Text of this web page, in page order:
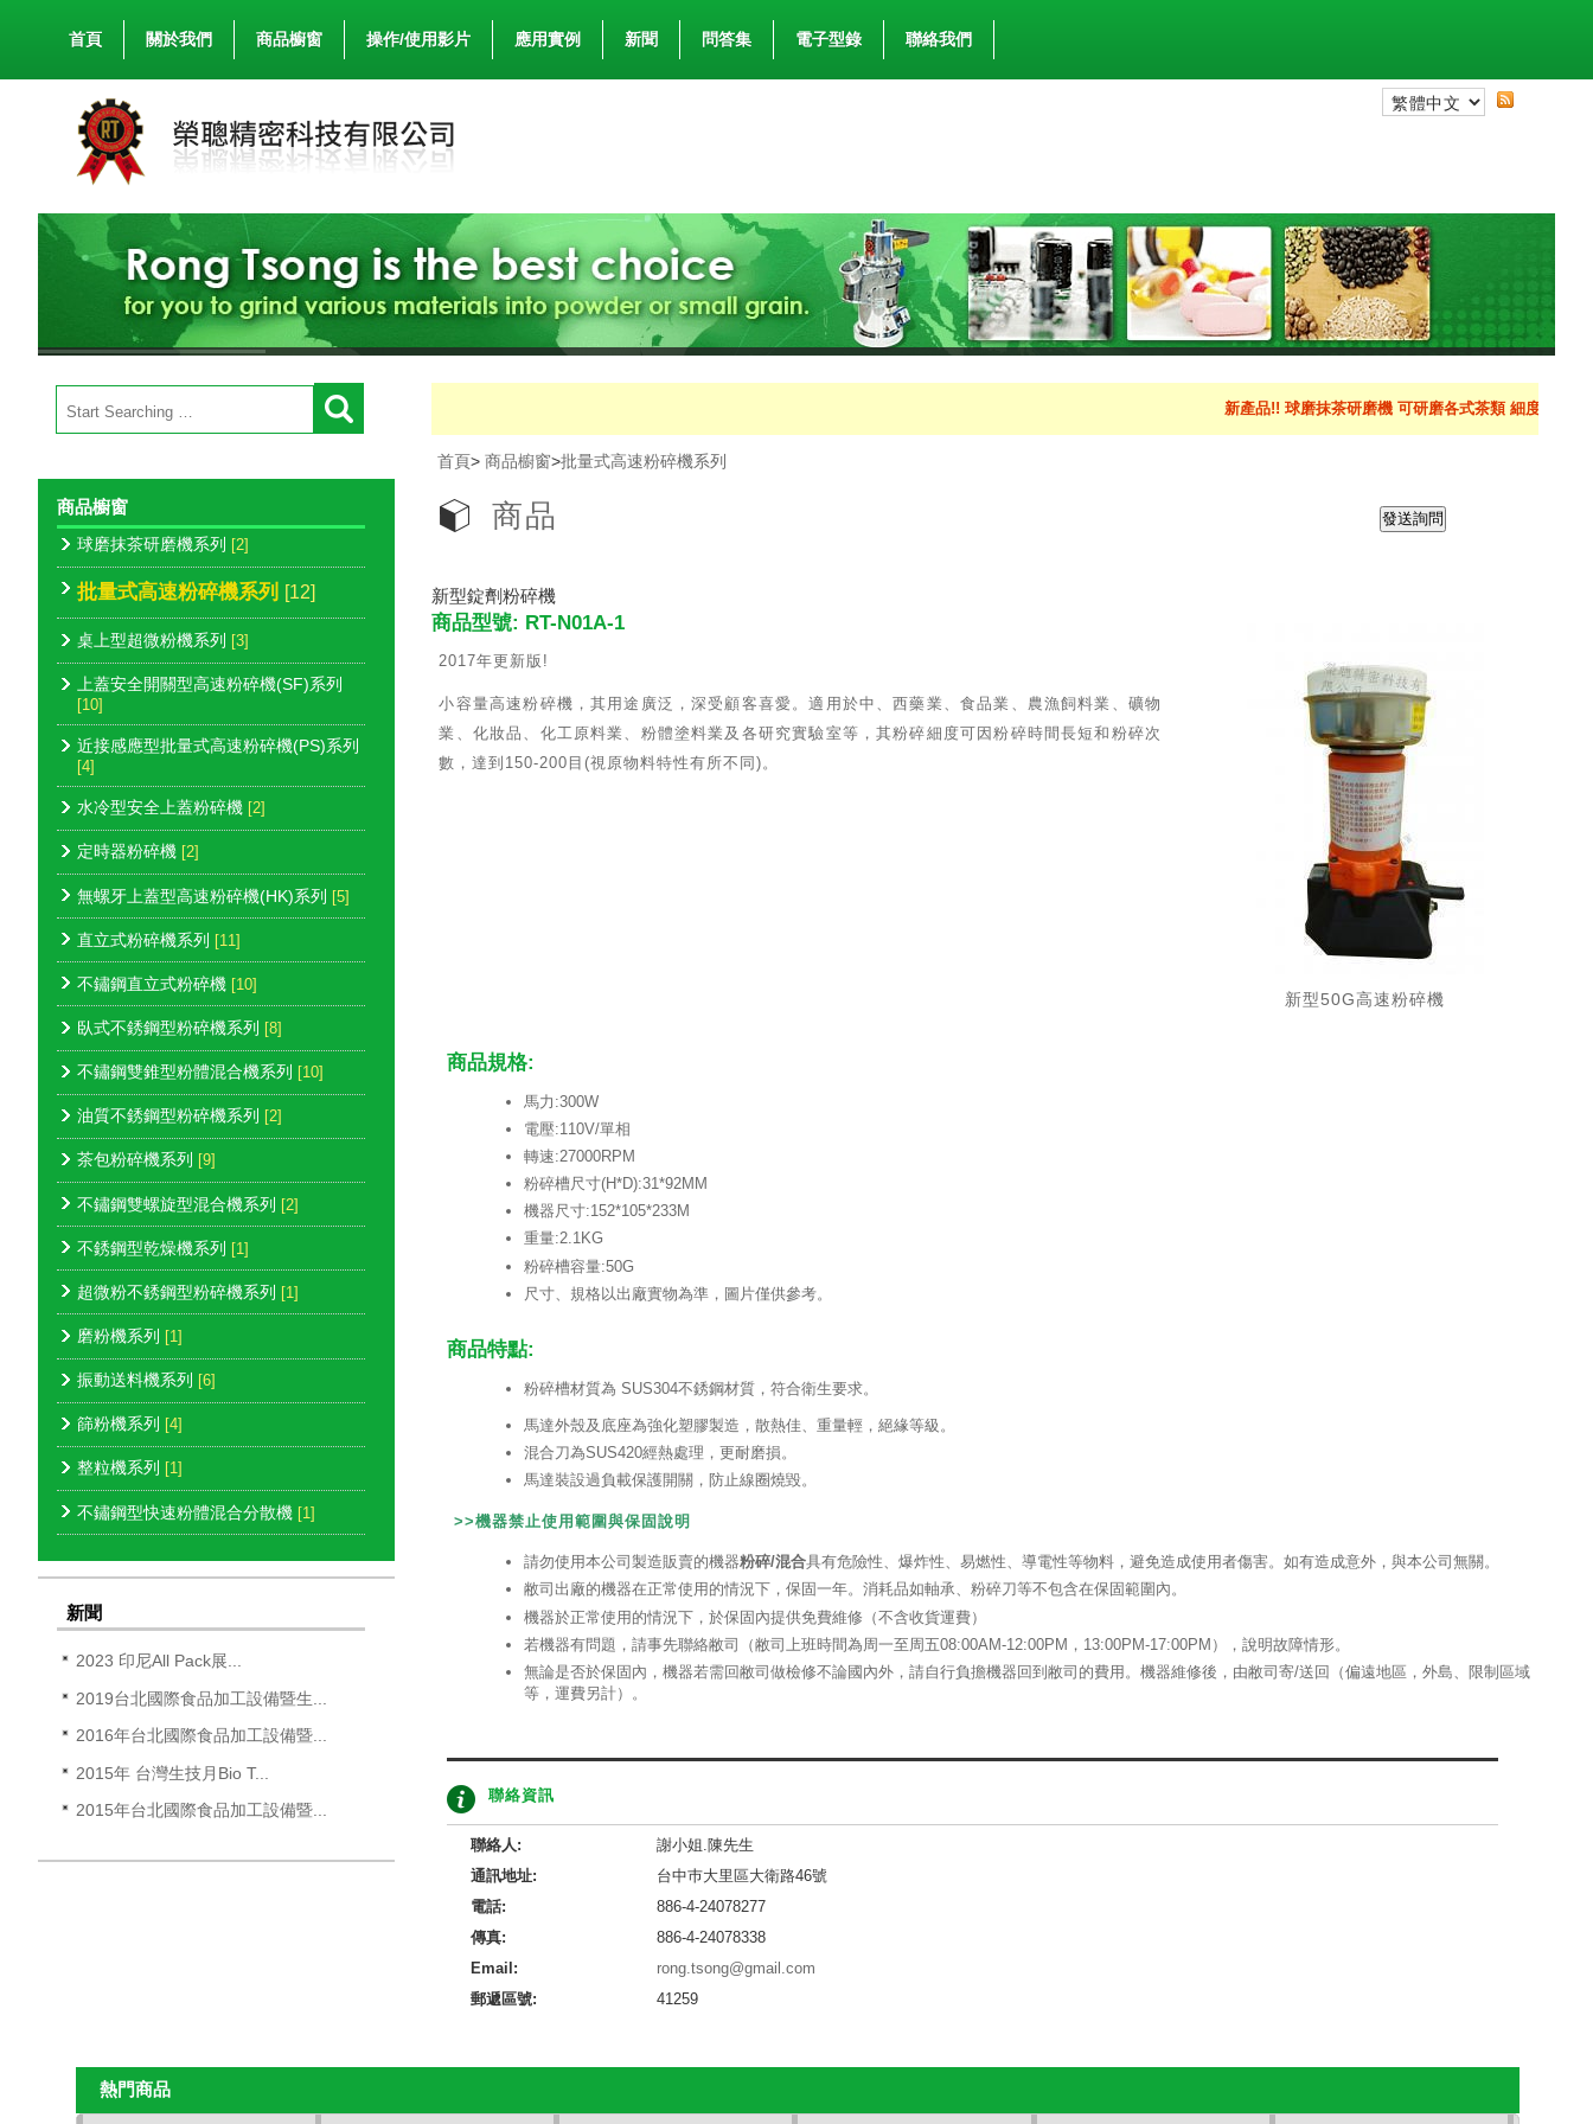
首頁 關於我們 商品櫥窗 操作/使用影片 應用實例 新聞 問答集 電子型錄 聯絡我們
商品櫥窗
球磨抹茶研磨機系列 [2]
批量式高速粉碎機系列 [12]
桌上型超微粉機系列 [3]
上蓋安全開關型高速粉碎機(SF)系列
[10]
近接感應型批量式高速粉碎機(PS)系列
[4]
水冷型安全上蓋粉碎機 [2]
定時器粉碎機 [2]
無螺牙上蓋型高速粉碎機(HK)系列 [5]
直立式粉碎機系列 [11]
不鏽鋼直立式粉碎機 [10]
臥式不銹鋼型粉碎機系列 [8]
不鏽鋼雙錐型粉體混合機系列 [10]
油質不銹鋼型粉碎機系列 [2]
茶包粉碎機系列 [9]
不鏽鋼雙螺旋型混合機系列 [2]
不銹鋼型乾燥機系列 [1]
超微粉不銹鋼型粉碎機系列 [1]
磨粉機系列 [1]
振動送料機系列 [6]
篩粉機系列 [4]
整粒機系列 [1]
不鏽鋼型快速粉體混合分散機 [1]
新聞
2023 印尼All Pack展...
2019台北國際食品加工設備暨生...
2016年台北國際食品加工設備暨...
2015年 台灣生技月Bio T...
2015年台北國際食品加工設備暨...
新產品!! 球磨抹茶研磨機 可研磨各式茶類 細度可達到400
首頁> 商品櫥窗>批量式高速粉碎機系列
商品
新型錠劑粉碎機
新型50G高速粉碎機
商品型號: RT-N01A-1
2017年更新版!
小容量高速粉碎機，其用途廣泛，深受顧客喜愛。適用於中、西藥業、食品業、農漁飼料業、礦物
業、化妝品、化工原料業、粉體塗料業及各研究實驗室等，其粉碎細度可因粉碎時間長短和粉碎次
數，達到150-200目(視原物料特性有所不同)。
商品規格:
馬力:300W
電壓:110V/單相
轉速:27000RPM
粉碎槽尺寸(H*D):31*92MM
機器尺寸:152*105*233M
重量:2.1KG
粉碎槽容量:50G
尺寸、規格以出廠實物為準，圖片僅供參考。
商品特點:
粉碎槽材質為 SUS304不銹鋼材質，符合衛生要求。
馬達外殼及底座為強化塑膠製造，散熱佳、重量輕，絕緣等級。
混合刀為SUS420經熱處理，更耐磨損。
馬達裝設過負載保護開關，防止線圈燒毀。
>>機器禁止使用範圍與保固說明
請勿使用本公司製造販賣的機器粉碎/混合具有危險性、爆炸性、易燃性、導電性等物料，避免造成使用者傷害。如有造成意外，與本公司無關。
敝司出廠的機器在正常使用的情況下，保固一年。消耗品如軸承、粉碎刀等不包含在保固範圍內。
機器於正常使用的情況下，於保固內提供免費維修（不含收貨運費）
若機器有問題，請事先聯絡敝司（敝司上班時間為周一至周五08:00AM-12:00PM，13:00PM-17:00PM），說明故障情形。
無論是否於保固內，機器若需回敝司做檢修不論國內外，請自行負擔機器回到敝司的費用。機器維修後，由敝司寄/送回（偏遠地區，外島、限制區域
等，運費另計）。
聯絡資訊
聯絡人:
謝小姐.陳先生
通訊地址:
台中巿大里區大衛路46號
電話:
886-4-24078277
傳真:
886-4-24078338
Email:
rong.tsong@gmail.com
郵遞區號:
41259
熱門商品